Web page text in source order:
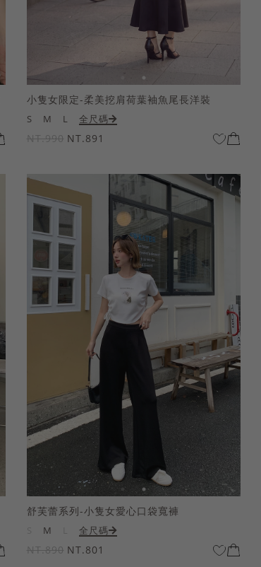
小隻女限定-柔美挖肩荷葉袖魚尾長洋裝
S M L 全尺碼
NT.990 NT.891
舒芙蕾系列-小隻女愛心口袋寬褲
M 全尺碼
NT.890 NT.801